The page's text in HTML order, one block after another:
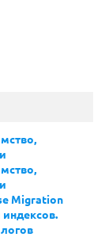
Migration
индексов.